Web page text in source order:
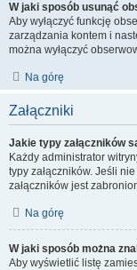
W jaki sposób usunąć
Aby wyłączyć funkcję
zarządzania kontem i
można wyłączyć
Na górę
Załączniki
Jakie typy załączników
Każdy administrator
typy załączników. Jeśli
załączników jest
Na górę
W jaki sposób można
Aby wyświetlić listę